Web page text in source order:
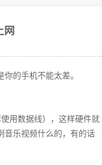
网
的手机不能太差。
用数据线），这样硬件就
音乐视频什么的，有的话